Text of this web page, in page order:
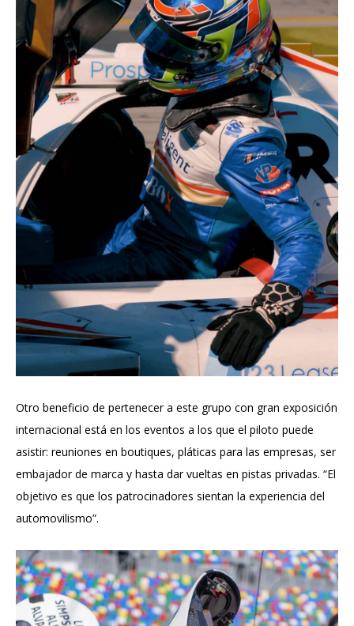
Otro beneficio de pertenecer a este grupo con gran exposición
internacional está en los eventos a los que el piloto puede
asistir: reuniones en boutiques, pláticas para las empresas, ser
embajador de marca y hasta dar vueltas en pistas privadas. “El
objetivo es que los patrocinadores sientan la experiencia del
automovilismo”.